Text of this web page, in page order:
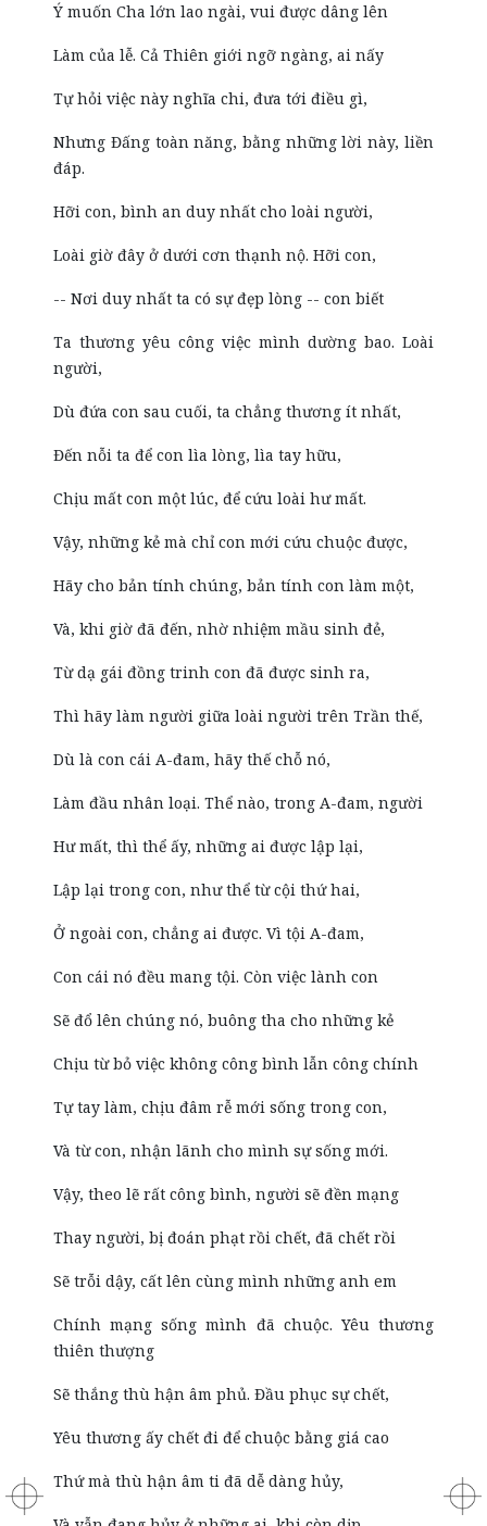
Ý muốn Cha lớn lao ngài, vui được dâng lên
Làm của lễ. Cả Thiên giới ngỡ ngàng, ai nấy
Tự hỏi việc này nghĩa chi, đưa tới điều gì,
Nhưng Đấng toàn năng, bằng những lời này, liền
đáp.
Hỡi con, bình an duy nhất cho loài người,
Loài giờ đây ở dưới cơn thạnh nộ. Hỡi con,
-- Nơi duy nhất ta có sự đẹp lòng -- con biết
Ta thương yêu công việc mình dường bao. Loài
người,
Dù đứa con sau cuối, ta chẳng thương ít nhất,
Đến nỗi ta để con lìa lòng, lìa tay hữu,
Chịu mất con một lúc, để cứu loài hư mất.
Vậy, những kẻ mà chỉ con mới cứu chuộc được,
Hãy cho bản tính chúng, bản tính con làm một,
Và, khi giờ đã đến, nhờ nhiệm mầu sinh đẻ,
Từ dạ gái đồng trinh con đã được sinh ra,
Thì hãy làm người giữa loài người trên Trần thế,
Dù là con cái A-đam, hãy thế chỗ nó,
Làm đầu nhân loại. Thể nào, trong A-đam, người
Hư mất, thì thể ấy, những ai được lập lại,
Lập lại trong con, như thể từ cội thứ hai,
Ở ngoài con, chẳng ai được. Vì tội A-đam,
Con cái nó đều mang tội. Còn việc lành con
Sẽ đổ lên chúng nó, buông tha cho những kẻ
Chịu từ bỏ việc không công bình lẫn công chính
Tự tay làm, chịu đâm rễ mới sống trong con,
Và từ con, nhận lãnh cho mình sự sống mới.
Vậy, theo lẽ rất công bình, người sẽ đền mạng
Thay người, bị đoán phạt rồi chết, đã chết rồi
Sẽ trỗi dậy, cất lên cùng mình những anh em
Chính mạng sống mình đã chuộc. Yêu thương
thiên thượng
Sẽ thắng thù hận âm phủ. Đầu phục sự chết,
Yêu thương ấy chết đi để chuộc bằng giá cao
Thứ mà thù hận âm ti đã dễ dàng hủy,